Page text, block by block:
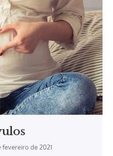
fevereiro de 2021